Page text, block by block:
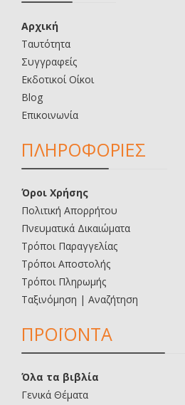
Αρχική
Ταυτότητα
Συγγραφείς
Εκδοτικοί Οίκοι
Blog
Επικοινωνία
ΠΛΗΡΟΦΟΡΙΕΣ
Όροι Χρήσης
Πολιτική Απορρήτου
Πνευματικά Δικαιώματα
Τρόποι Παραγγελίας
Τρόποι Αποστολής
Τρόποι Πληρωμής
Ταξινόμηση | Αναζήτηση
Όλα τα βιβλία
Γενικά Θέματα